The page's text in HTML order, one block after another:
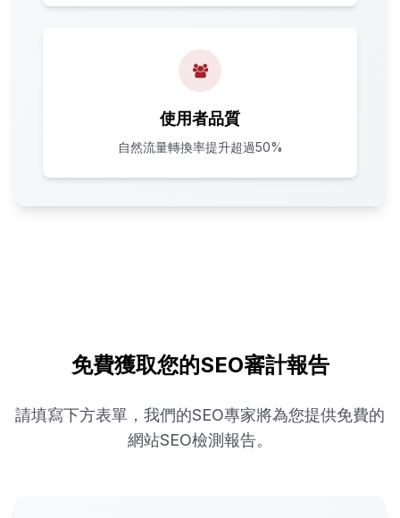
使用者品質
自然流量轉換率提升超過50%
免費獲取您的SEO審計報告
請填寫下方表單，我們的SEO專家將為您提供免費的
網站SEO檢測報告。